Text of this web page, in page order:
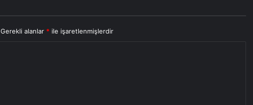
Gerekli alanlar * ile işaretlenmişlerdir